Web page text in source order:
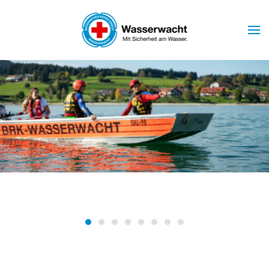
Skip to main content
Wasserwacht Marktoberdorf